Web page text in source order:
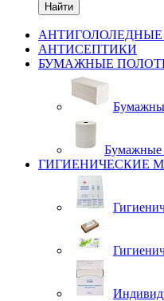
Найти
АНТИСЕПТИКИ
БУМАЖНЫЕ
Бумажные
ГИГИЕНИЧЕСКИЕ